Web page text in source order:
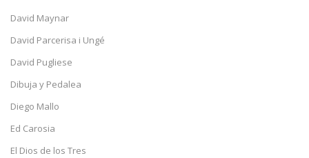
David Maynar
David Parcerisa i Ungé
David Pugliese
Dibuja y Pedalea
Diego Mallo
Ed Carosia
El Dios de los Tres